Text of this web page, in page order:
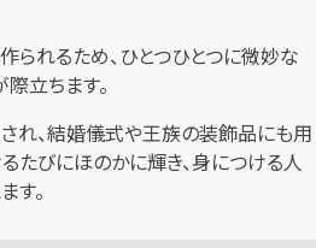
られるため、ひとつひとつに微妙な
立ちます。
れ、結婚儀式や王族の装飾品にも用
たびにほのかに輝き、身につける人
す。